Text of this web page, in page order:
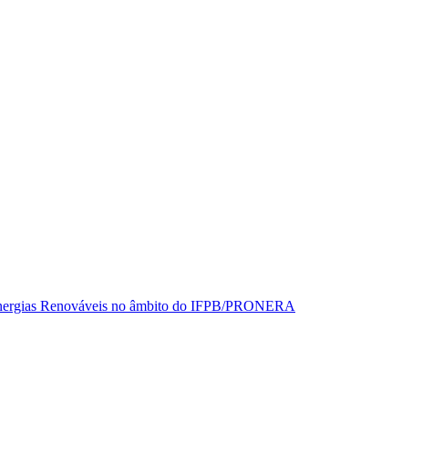
Renováveis no âmbito do IFPB/PRONERA